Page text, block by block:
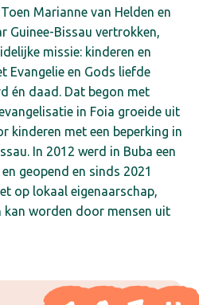
Toen Marianne van Helden en
Guinee-Bissau vertrokken,
missie: kinderen en
Evangelie en Gods liefde
én daad. Dat begon met
in Foia groeide uit
kinderen met een beperking in
In 2012 werd in Buba een
geopend en sinds 2021
op lokaal eigenaarschap,
kan worden door mensen uit